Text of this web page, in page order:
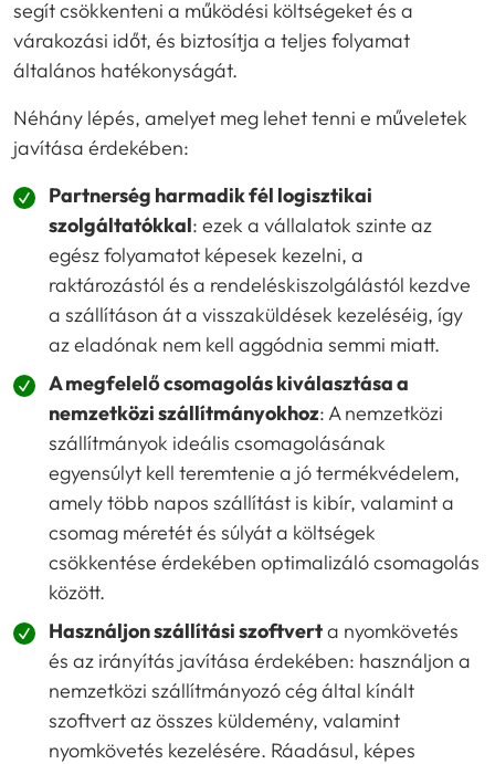
segít csökkenteni a működési költségeket és a
várakozási időt, és biztosítja a teljes folyamat
általános hatékonyságát.
Néhány lépés, amelyet meg lehet tenni e műveletek
javítása érdekében:
Partnerség harmadik fél logisztikai
szolgáltatókkal: ezek a vállalatok szinte az
egész folyamatot képesek kezelni, a
raktározástól és a rendeléskiszolgálástól kezdve
a szállításon át a visszaküldések kezeléséig, így
az eladónak nem kell aggódnia semmi miatt.
A megfelelő csomagolás kiválasztása a
nemzetközi szállítmányokhoz: A nemzetközi
szállítmányok ideális csomagolásának
egyensúlyt kell teremtenie a jó termékvédelem,
amely több napos szállítást is kibír, valamint a
csomag méretét és súlyát a költségek
csökkentése érdekében optimalizáló csomagolás
között.
Használjon szállítási szoftverta nyomkövetés
és az irányítás javítása érdekében: használjon a
nemzetközi szállítmányozó cég által kínált
szoftvert az összes küldemény, valamint
nyomkövetés kezelésére. Ráadásul, képes